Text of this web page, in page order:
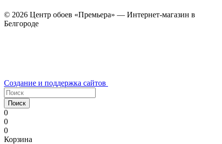
© 2026 Центр обоев «Премьера» — Интернет-магазин в
Белгороде
Создание и поддержка сайтов
Поиск
0
0
0
Корзина